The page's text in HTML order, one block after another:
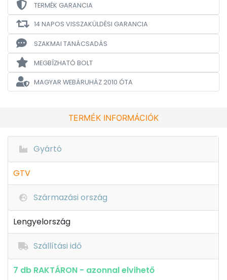
TERMÉK GARANCIA
14 NAPOS VISSZAKÜLDÉSI GARANCIA
SZAKMAI TANÁCSADÁS
MEGBÍZHATÓ BOLT
MAGYAR WEBÁRUHÁZ2010 ÓTA
TERMÉK INFORMÁCIÓK
Gyártó
GTV
Származási ország
Lengyelország
Szállítási idő
7 db RAKTÁRON - azonnal elvihető